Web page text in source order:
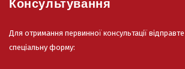
Консультування
Для отримання первинної консультації
спеціальну форму: